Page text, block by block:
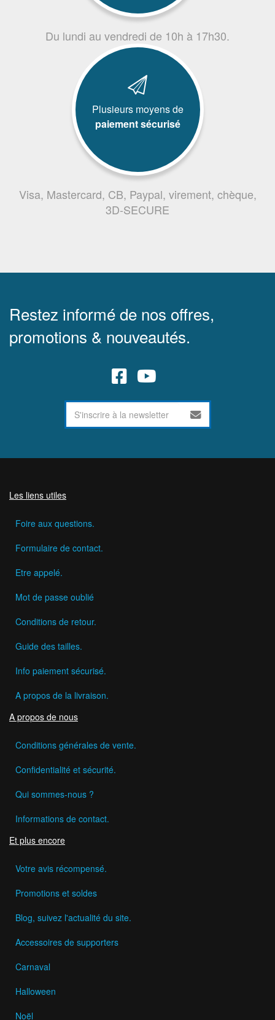
Du lundi au vendredi de 10h à 17h30.
Plusieurs moyens de
paiement sécurisé
Visa, Mastercard, CB, Paypal, virement, chèque,
3D-SECURE
Restez informé de nos offres,
promotions & nouveautés.
Les liens utiles
Foire aux questions.
Formulaire de contact.
Etre appelé.
Mot de passe oublié
Conditions de retour.
Guide des tailles.
Info paiement sécurisé.
A propos de la livraison.
A propos de nous
Conditions générales de vente.
Confidentialité et sécurité.
Qui sommes-nous ?
Informations de contact.
Et plus encore
Votre avis récompensé.
Promotions et soldes
Blog, suivez l'actualité du site.
Accessoires de supporters
Carnaval
Halloween
Noël